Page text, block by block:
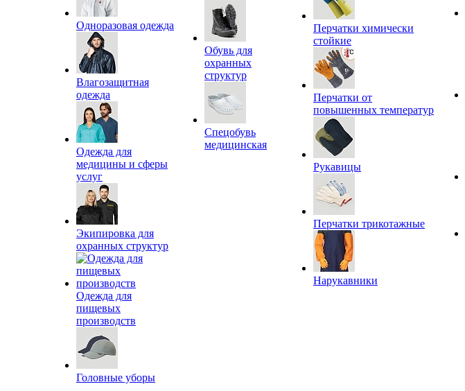
Одноразовая одежда
Влагозащитная
одежда
Одежда для
медицины и сферы
услуг
Экипировка для
охранных структур
Одежда для
пищевых
производств
Головные уборы
Обувь для
охранных
структур
Спецобувь
медицинская
Перчатки химически
стойкие
Перчатки от
повышенных температур
Рукавицы
Перчатки трикотажные
Нарукавники